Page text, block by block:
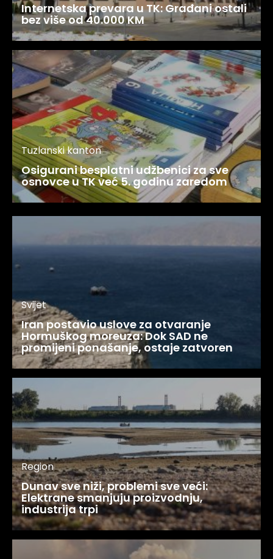
Internetska prevara u TK: Građani ostali
bez više od 40.000 KM
Tuzlanski kanton
Osigurani besplatni udžbenici za sve
osnovce u TK već 5. godinu zaredom
Svijet
Iran postavio uslove za otvaranje
Hormuškog moreuza: Dok SAD ne
promijeni ponašanje, ostaje zatvoren
Region
Dunav sve niži, problemi sve veći:
Elektrane smanjuju proizvodnju,
industrija trpi